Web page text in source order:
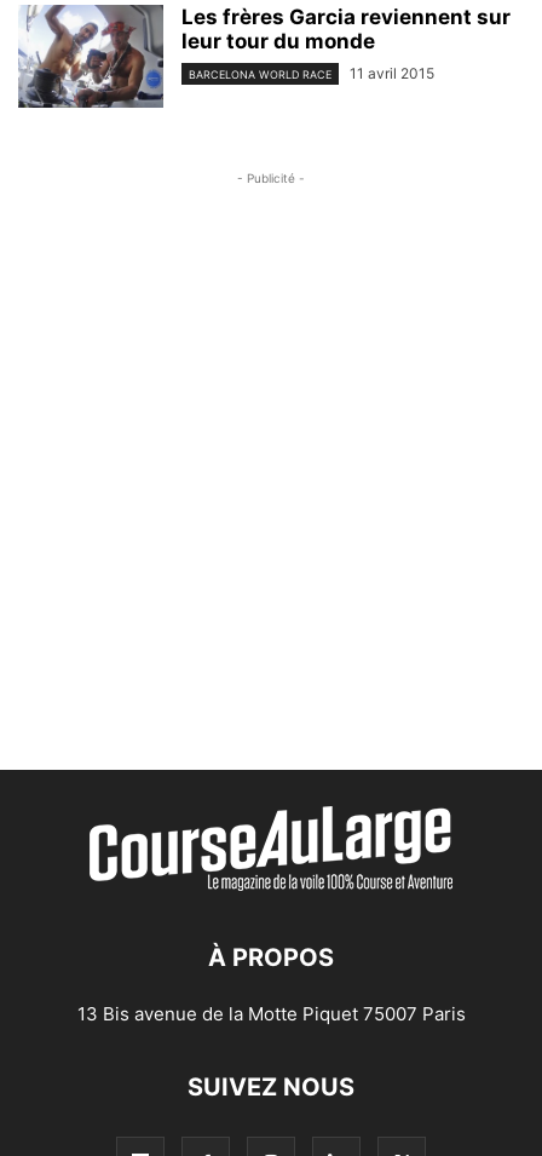
Les frères Garcia reviennent sur
leur tour du monde
BARCELONA WORLD RACE 11 avril 2015
- Publicité -
À PROPOS
13 Bis avenue de la Motte Piquet 75007 Paris
SUIVEZ NOUS